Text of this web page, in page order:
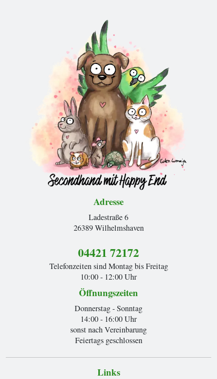
Adresse
Ladestraße 6
26389 Wilhelmshaven
04421 72172
Telefonzeiten sind Montag bis Freitag
10:00 - 12:00 Uhr
Öffnungszeiten
Donnerstag - Sonntag
14:00 - 16:00 Uhr
sonst nach Vereinbarung
Feiertags geschlossen
Links